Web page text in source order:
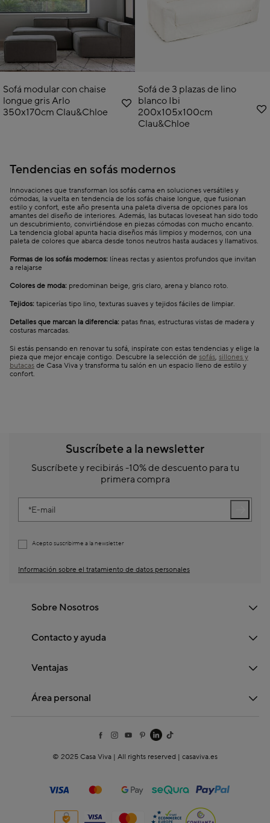
Sofá modular con chaise
longue gris Arlo
350x170cm Clau&Chloe
Sofá de 3 plazas de lino
blanco Ibi
200x105x100cm
Clau&Chloe
Tendencias en sofás modernos
Innovaciones que transforman los sofás cama en soluciones versátiles y
cómodas, la vuelta en tendencia de los sofás chaise longue, que fusionan
estilo y confort, este año presenta una paleta diversa de opciones para los
amantes del diseño de interiores. Además, las butacas loveseat han sido todo
un descubrimiento, convirtiéndose en piezas cómodas con mucho encanto.
La tendencia global apunta hacia diseños más limpios y modernos, con una
paleta de colores que abarca desde tonos neutros hasta audaces y llamativos.
Formas de los sofás modernos: líneas rectas y asientos profundos que invitan
a relajarse
Colores de moda: predominan beige, gris claro, arena y blanco roto.
Tejidos: tapicerías tipo lino, texturas suaves y tejidos fáciles de limpiar.
Detalles que marcan la diferencia: patas finas, estructuras vistas de madera y
costuras marcadas.
Si estás pensando en renovar tu sofá, inspírate con estas tendencias y elige la
pieza que mejor encaje contigo. Descubre la selección de sofás, sillones y
butacas de Casa Viva y transforma tu salón en un espacio lleno de estilo y
confort.
Suscríbete a la newsletter
Suscríbete y recibirás -10% de descuento para tu
primera compra
E-mail
Acepto suscribirme a la newsletter
Información sobre el tratamiento de datos personales
Sobre Nosotros
Contacto y ayuda
Ventajas
Área personal
© 2025 Casa Viva | All rights reserved | casaviva.es